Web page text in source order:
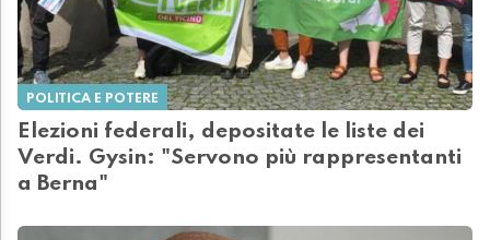
POLITICA E POTERE
Elezioni federali, depositate le liste dei
Verdi. Gysin: "Servono più rappresentanti
a Berna"